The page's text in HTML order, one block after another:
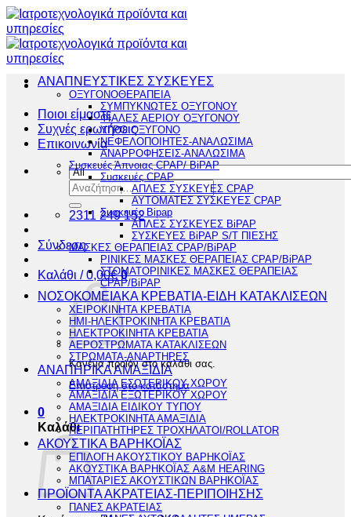
Μετάβαση
στο
περιεχόμενο
Ποιοι είμαστε
Συχνές ερωτήσεις
Επικοινωνία
Αναζήτηση
για:
2311 249 152
Σύνδεση
Καλάθι /0,00€ 0
Κανένα προϊόν στο καλάθι σας.
Επιστροφή στο κατάστημα
0
Καλάθι
ΑΝΑΠΝΕΥΣΤΙΚΕΣ ΣΥΣΚΕΥΕΣ
ΟΞΥΓΟΝΟΘΕΡΑΠΕΙΑ
ΣΥΜΠΥΚΝΩΤΕΣ ΟΞΥΓΟΝΟΥ
ΦΙΑΛΕΣ ΑΕΡΙΟΥ ΟΞΥΓΟΝΟΥ
ΥΓΡΟ ΟΞΥΓΟΝΟ
ΝΕΦΕΛΟΠΟΙΗΤΕΣ-ΑΝΑΛΩΣΙΜΑ
ΑΝΑΡΡΟΦΗΣΕΙΣ-ΑΝΑΛΩΣΙΜΑ
Συσκευές Άπνοιας CPAP/ BiPAP
Συσκευές CPAP
ΑΠΛΕΣ ΣΥΣΚΕΥΕΣ CPAP
ΑΥΤΟΜΑΤΕΣ ΣΥΣΚΕΥΕΣ CPAP
Συσκευές Bipap
ΑΠΛΕΣ ΣΥΣΚΕΥΕΣ BiPAP
ΣΥΣΚΕΥΕΣ BiPAP S/T ΠΙΕΣΗΣ
ΜΑΣΚΕΣ ΘΕΡΑΠΕΙΑΣ CPAP/BiPAP
ΡΙΝΙΚΕΣ ΜΑΣΚΕΣ ΘΕΡΑΠΕΙΑΣ CPAP/BiPAP
ΣΤΟΜΑΤΟΡΙΝΙΚΕΣ ΜΑΣΚΕΣ ΘΕΡΑΠΕΙΑΣ
CPAP/BiPAP
ΝΟΣΟΚΟΜΕΙΑΚΑ ΚΡΕΒΑΤΙΑ-ΕΙΔΗ ΚΑΤΑΚΛΙΣΕΩΝ
ΧΕΙΡΟΚΙΝΗΤΑ ΚΡΕΒΑΤΙΑ
ΗΜΙ-ΗΛΕΚΤΡΟΚΙΝΗΤΑ ΚΡΕΒΑΤΙΑ
ΗΛΕΚΤΡΟΚΙΝΗΤΑ ΚΡΕΒΑΤΙΑ
ΑΕΡΟΣΤΡΩΜΑΤΑ ΚΑΤΑΚΛΙΣΕΩΝ
ΣΤΡΩΜΑΤΑ-ΑΝΑΡΤΗΡΕΣ
ΑΝΑΠΗΡΙΚΑ ΑΜΑΞΙΔΙΑ
ΑΜΑΞΙΔΙΑ ΕΣΩΤΕΡΙΚΟΥ ΧΩΡΟΥ
ΑΜΑΞΙΔΙΑ ΕΞΩΤΕΡΙΚΟΥ ΧΩΡΟΥ
ΑΜΑΞΙΔΙΑ ΕΙΔΙΚΟΥ ΤΥΠΟΥ
ΗΛΕΚΤΡΟΚΙΝΗΤΑ ΑΜΑΞΙΔΙΑ
ΠΕΡΙΠΑΤΗΤΗΡΕΣ ΤΡΟΧΗΛΑΤΟΙ/ROLLATOR
ΑΚΟΥΣΤΙΚΑ ΒΑΡΗΚΟΪΑΣ
ΕΠΙΛΟΓΗ ΑΚΟΥΣΤΙΚΟΥ ΒΑΡΗΚΟΪΑΣ
ΑΚΟΥΣΤΙΚΑ ΒΑΡΗΚΟΪΑΣ A&M HEARING
ΜΠΑΤΑΡΙΕΣ ΑΚΟΥΣΤΙΚΩΝ ΒΑΡΗΚΟΪΑΣ
ΠΡΟΪΟΝΤΑ ΑΚΡΑΤΕΙΑΣ-ΠΕΡΙΠΟΙΗΣΗΣ
ΠΑΝΕΣ ΑΚΡΑΤΕΙΑΣ